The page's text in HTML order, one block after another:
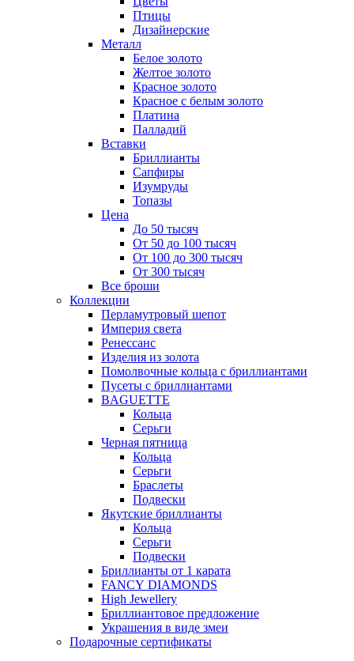
Птицы
Дизайнерские
Металл
Белое золото
Желтое золото
Красное золото
Красное с белым золото
Платина
Палладий
Вставки
Бриллианты
Сапфиры
Изумруды
Топазы
Цена
До 50 тысяч
От 50 до 100 тысяч
От 100 до 300 тысяч
От 300 тысяч
Все броши
Коллекции
Перламутровый шепот
Империя света
Ренессанс
Изделия из золота
Помолвочные кольца с бриллиантами
Пусеты с бриллиантами
BAGUETTE
Кольца
Серьги
Черная пятница
Кольца
Серьги
Браслеты
Подвески
Якутские бриллианты
Кольца
Серьги
Подвески
Бриллианты от 1 карата
FANCY DIAMONDS
High Jewellery
Бриллиантовое предложение
Украшения в виде змеи
Подарочные сертификаты